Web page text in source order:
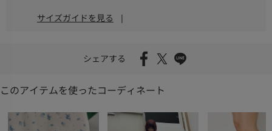
サイズガイドを見る |
シェアする
このアイテムを使ったコーディネート